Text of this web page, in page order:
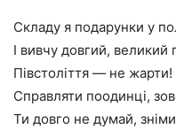
Складу я подарунки у
І вивчу довгий, великий
Півстоліття — не
Справляти поодинці,
Ти довго не думай,